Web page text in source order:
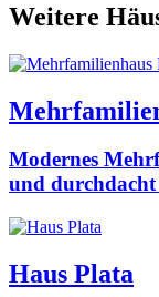
Weitere
Modernes
und
Haus Plata